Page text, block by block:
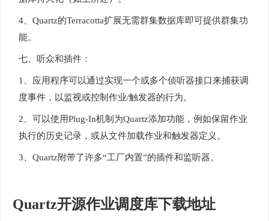
4、Quartz的Terracotta扩展无需群集数据库即可提供群集功
能。
七、听众和插件：
1、应用程序可以通过实现一个或多个侦听器接口来捕获调
度事件，以监视或控制作业/触发器的行为。
2、可以使用Plug-In机制为Quartz添加功能，例如保留作业
执行的历史记录，或从文件加载作业和触发器定义。
3、Quartz附带了许多“工厂内置”的插件和监听器。
Quartz开源作业调度库下载地址